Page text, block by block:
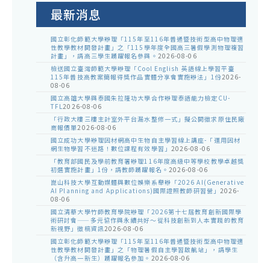
最新消息
國立彰化師範大學辦理「115年至116年普通暨技術型高中物理適
性教學教材開發計畫」之「115學年度全國高三暑假學測物理複習
計畫」，請高三學生踴躍報名參與。 2026-08-06
檢送國立臺灣師範大學辦理「Cool English 英語線上學習平臺
115年普技高教案簡報得獎作品實體分享會實施辦法」1份2026-
08-06
國立高雄大學與泰國朱拉隆功大學合作辦理泰語能力檢定CU-
TFL2026-08-06
「行政大樓三樓主計室外平台漏水整修一式」擬公開徵求原住民廠
商報價單2026-08-06
國立成功大學辦理因材網高中生物自主學習線上講座-「運用因材
網生物學習不迷路！數位課程有效學習」 2026-08-06
「教育部國民及學前教育署辦理116年度高級中等學校教學卓越獎
初選實施計畫」1份，請教師踴躍報名。 2026-08-06
崑山科技大學互動媒體與數位娛樂系舉辦「2026 AI(Generative
AI Planning and Applications)國際證照教師研習營」 2026-
08-06
國立清華大學竹師教育學院辦理「2026第十七屆教育創新國際學
術研討會——多元協作與永續共好～從科技創新到人本實踐的教育
新視野」徵稿資訊2026-08-06
國立彰化師範大學辦理「115年至116年普通暨技術型高中物理適
性教學教材開發計畫」之「物理暑假自主學習啟航站」，請學生
（含升高一新生）踴躍報名參加。 2026-08-06